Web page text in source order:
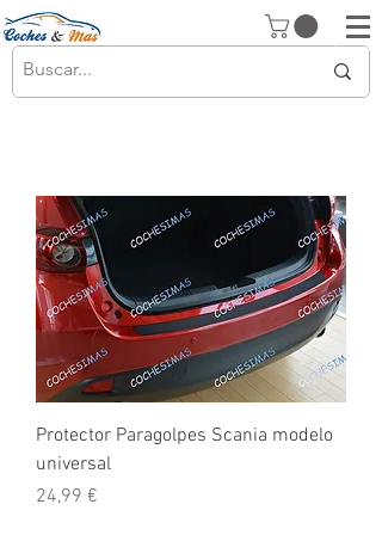
Protector Paragolpes Scania modelo
universal
Precio
24,99 €